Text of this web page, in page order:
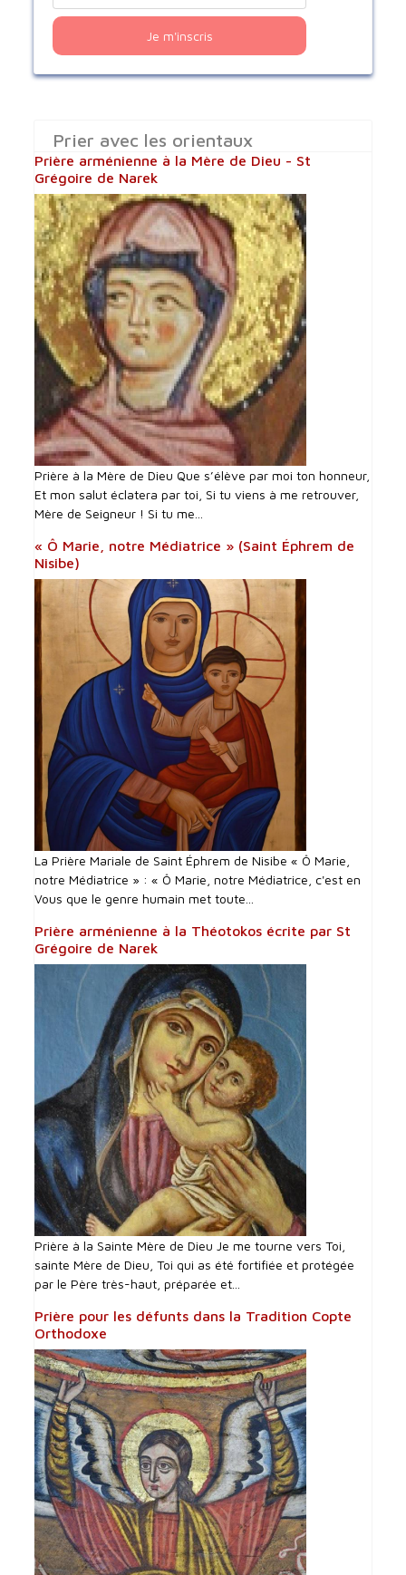
Je m'inscris
Prier avec les orientaux
Prière arménienne à la Mère de Dieu - St
Grégoire de Narek
Prière à la Mère de Dieu Que s’élève par moi ton honneur,
Et mon salut éclatera par toi, Si tu viens à me retrouver,
Mère de Seigneur ! Si tu me...
« Ô Marie, notre Médiatrice » (Saint Éphrem de
Nisibe)
La Prière Mariale de Saint Éphrem de Nisibe « Ô Marie,
notre Médiatrice » : « Ô Marie, notre Médiatrice, c'est en
Vous que le genre humain met toute...
Prière arménienne à la Théotokos écrite par St
Grégoire de Narek
Prière à la Sainte Mère de Dieu Je me tourne vers Toi,
sainte Mère de Dieu, Toi qui as été fortifiée et protégée
par le Père très-haut, préparée et...
Prière pour les défunts dans la Tradition Copte
Orthodoxe